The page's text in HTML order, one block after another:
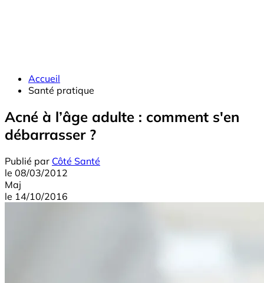
Accueil
Santé pratique
Acné à l’âge adulte : comment s'en
débarrasser ?
Publié par Côté Santé
le 08/03/2012
Maj
le 14/10/2016